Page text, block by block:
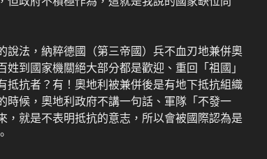
說法，納粹德國（第三帝國）兵不血刃地兼併奧
到國家機關絕大部分都是歡迎、重回「祖國」
抵抗者？有！奧地利被兼併後是有地下抵抗組織
時候，奧地利政府不講一句話、軍隊「不發一
，就是不表明抵抗的意志，所以會被國際認為是